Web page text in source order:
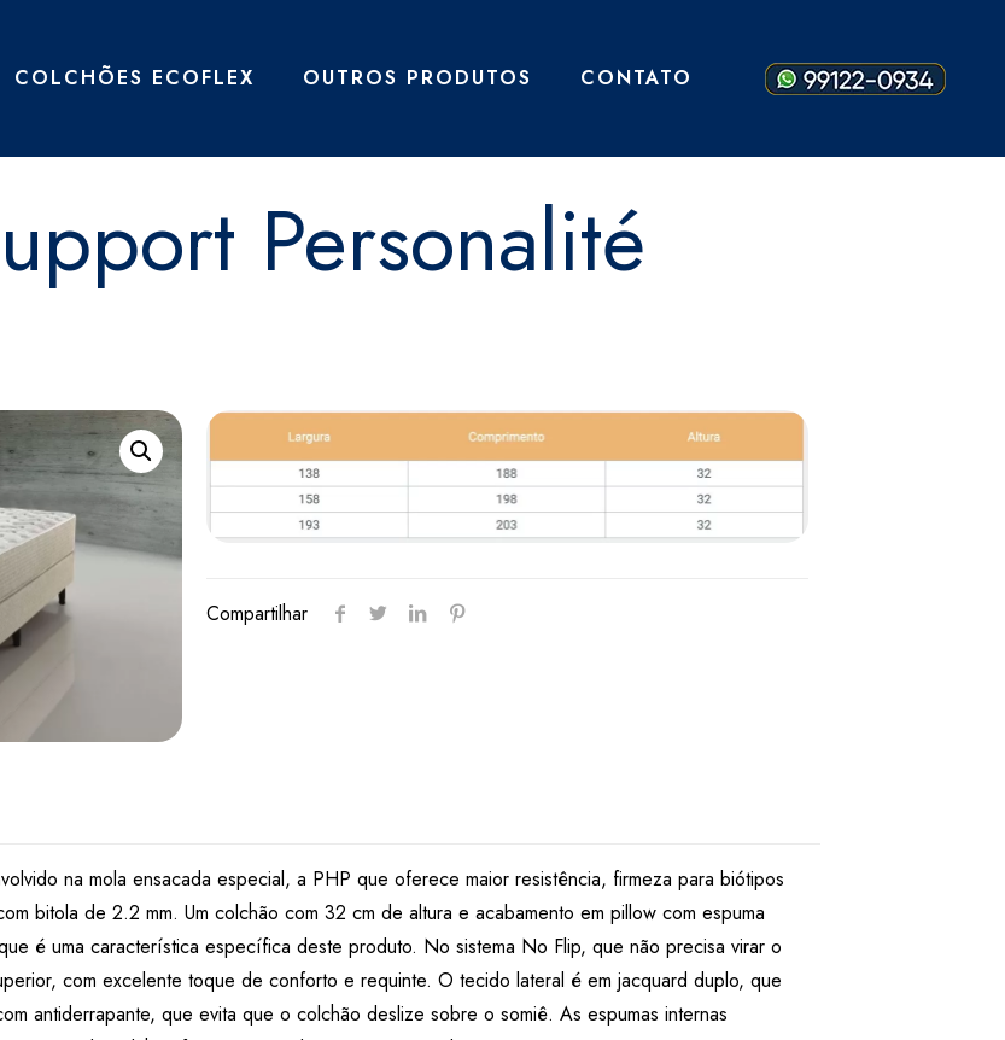
COLCHÕES ECOFLEX OUTROS PRODUTOS CONTATO
Personalité
Compartilhar
na mola ensacada especial, a PHP que oferece maior resistência, firmeza para biótipos
bitola de 2.2 mm. Um colchão com 32 cm de altura e acabamento em pillow com espuma
é uma característica específica deste produto. No sistema No Flip, que não precisa virar o
com excelente toque de conforto e requinte. O tecido lateral é em jacquard duplo, que
antiderrapante, que evita que o colchão deslize sobre o somiê. As espumas internas